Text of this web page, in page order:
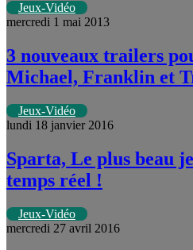
Jeux-Vidéo
mercredi 1 mai 2013
3 nouveaux trailers
Michael, Franklin et
Jeux-Vidéo
lundi 18 janvier 2016
Sparta, Le plus beau
temps réel !
Jeux-Vidéo
mercredi 27 avril 2016